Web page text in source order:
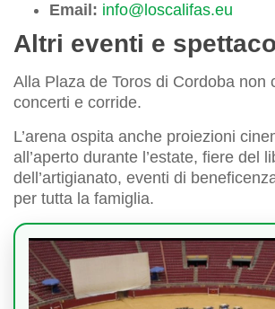
Email: info@loscalifas.eu
Altri eventi e
Alla Plaza de Toros di Cordoba non
concerti e corride.
L’arena ospita anche proiezioni
all’aperto durante l’estate, fiere del
dell’artigianato, eventi di
per tutta la famiglia.